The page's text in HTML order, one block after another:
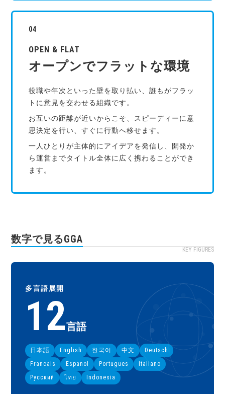
OPEN & FLAT
オープンでフラットな環境
役職や年次といった壁を取り払い、誰もがフラッ
トに意見を交わせる組織です。
お互いの距離が近いからこそ、スピーディーに意
思決定を行い、すぐに行動へ移せます。
一人ひとりが主体的にアイデアを発信し、開発か
ら運営までタイトル全体に広く携わることができ
ます。
数字で見るGGA
KEY FIGURES
多言語展開
12言語
日本語 English 한국어 中文
Deutsch
Francais
Espanol Portugues
Italiano
Русский
ไทย Indonesia